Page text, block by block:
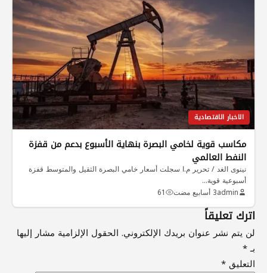
الاخبار الاقتصادية
مكاسب قوية لخامي البصرة بنهاية الأسبوع بدعم من قفزة
النفط العالمي
نينوى الغد / تحرير م.ا سجلت أسعار خامي البصرة الثقيل والمتوسط قفزة
أسبوعية قوية…
admin3 أسابيع مضت 61
اترك تعليقاً
لن يتم نشر عنوان بريدك الإلكتروني. الحقول الإلزامية مشار إليها
بـ*
التعليق*